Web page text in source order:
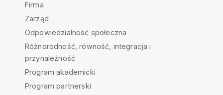
Firma
Zarząd
Odpowiedzialność społeczna
Różnorodność, równość, integracja i
przynależność
Program akademicki
Program partnerski